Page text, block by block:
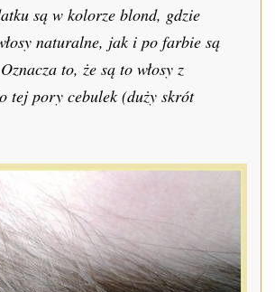
są w kolorze blond, gdzie
naturalne, jak i po farbie są
to, że są to włosy z
tej pory cebulek (duży skrót